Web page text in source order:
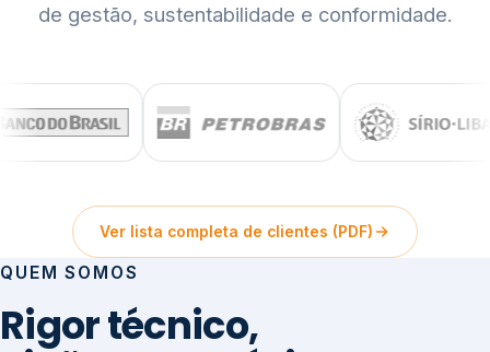
de gestão, sustentabilidade e conformidade.
Ver lista completa de clientes (PDF)
QUEM SOMOS
Rigor técnico,